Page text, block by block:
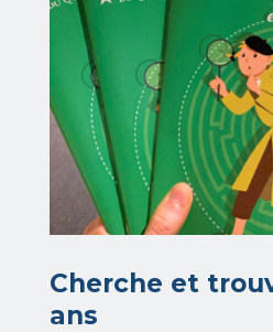
Cherche et
ans